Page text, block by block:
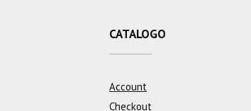
CATALOGO
Account
Checkout